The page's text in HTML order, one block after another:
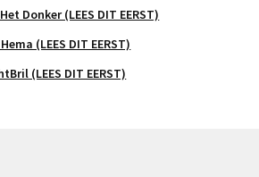
Donker (LEES DIT EERST)
(LEES DIT EERST)
(LEES DIT EERST)